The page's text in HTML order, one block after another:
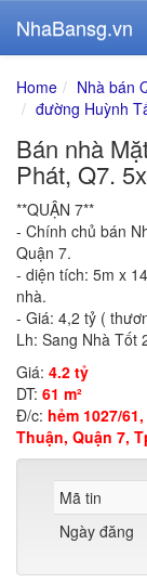
NhaBansg.vn
Home Nhà bán
đường Huỳnh
Bán nhà
Phát, Q7.
**QUẬN 7**
- Chính chủ bán
Quận 7.
- diện tích: 5m x
nhà.
- Giá: 4,2 tỷ (
Lh: Sang Nhà Tốt
Giá: 4.2 tỷ
DT: 61 m²
Đ/c: hẻm 1027/
Thuận, Quận 7,
Mã tin
Ngày đăng